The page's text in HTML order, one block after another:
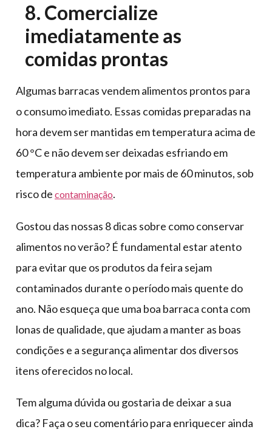
8. Comercialize
imediatamente as
comidas prontas
Algumas barracas vendem alimentos prontos para
o consumo imediato. Essas comidas preparadas na
hora devem ser mantidas em temperatura acima de
60 °C e não devem ser deixadas esfriando em
temperatura ambiente por mais de 60 minutos, sob
risco de contaminação.
Gostou das nossas 8 dicas sobre como conservar
alimentos no verão? É fundamental estar atento
para evitar que os produtos da feira sejam
contaminados durante o período mais quente do
ano. Não esqueça que uma boa barraca conta com
lonas de qualidade, que ajudam a manter as boas
condições e a segurança alimentar dos diversos
itens oferecidos no local.
Tem alguma dúvida ou gostaria de deixar a sua
dica? Faça o seu comentário para enriquecer ainda